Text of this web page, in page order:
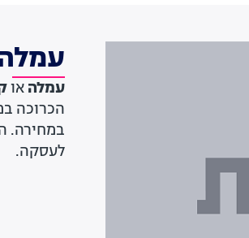
עמלה או
הכרוכה
במחירה.
לעסקה.